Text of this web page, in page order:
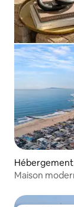
Hébergement
Maison